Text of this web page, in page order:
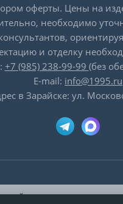
оферты. Цены на
необходимо
и отделку
+7 (985) 238-99-99 (без
E-mail: info@1995.ru
в Зарайске: ул.